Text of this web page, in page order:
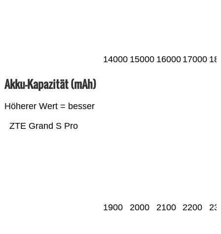
14000 15000 16000 17000
Akku-Kapazität (mAh)
Höherer Wert = besser
ZTE Grand S Pro
1900 2000 2100 2200